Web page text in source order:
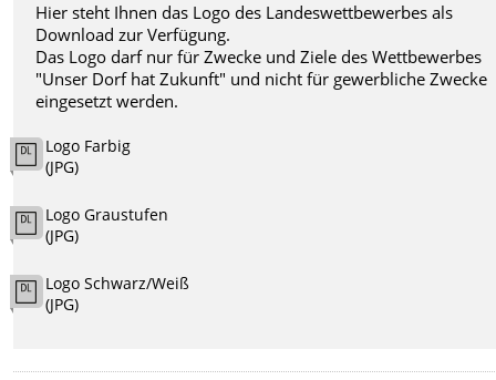
Hier steht Ihnen das Logo des Landeswettbewerbes als
Download zur Verfügung.
Das Logo darf nur für Zwecke und Ziele des Wettbewerbes
"Unser Dorf hat Zukunft" und nicht für gewerbliche Zwecke
eingesetzt werden.
Logo Farbig
(JPG)
Logo Graustufen
(JPG)
Logo Schwarz/Weiß
(JPG)